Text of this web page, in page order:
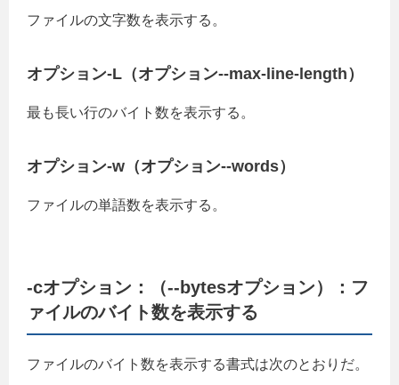
ファイルの文字数を表示する。
オプション-L（オプション--max-line-length）
最も長い行のバイト数を表示する。
オプション-w（オプション--words）
ファイルの単語数を表示する。
-cオプション：（--bytesオプション）：フ
ァイルのバイト数を表示する
ファイルのバイト数を表示する書式は次のとおりだ。